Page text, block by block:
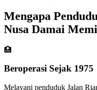
Mengapa
Nusa Damai
🏥
Beroperasi Sejak 1975
Melayani penduduk Jalan